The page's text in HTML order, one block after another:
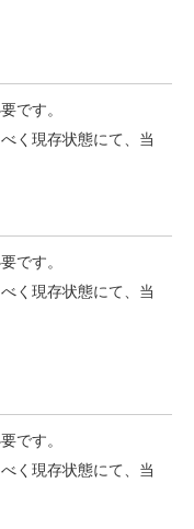
です。
く現存状態にて、当
です。
く現存状態にて、当
です。
く現存状態にて、当